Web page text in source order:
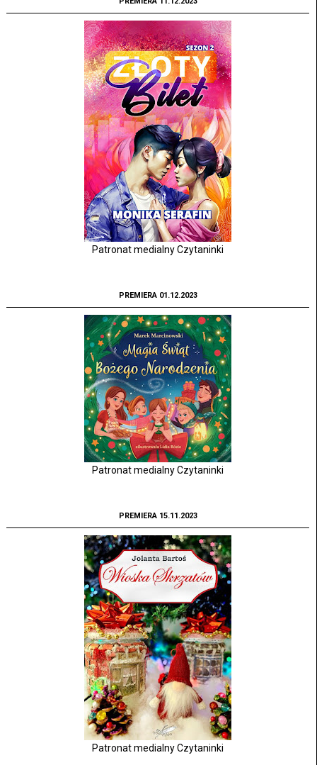
Patronat medialny Czytaninki
PREMIERA 01.12.2023
Patronat medialny Czytaninki
PREMIERA 15.11.2023
Patronat medialny Czytaninki